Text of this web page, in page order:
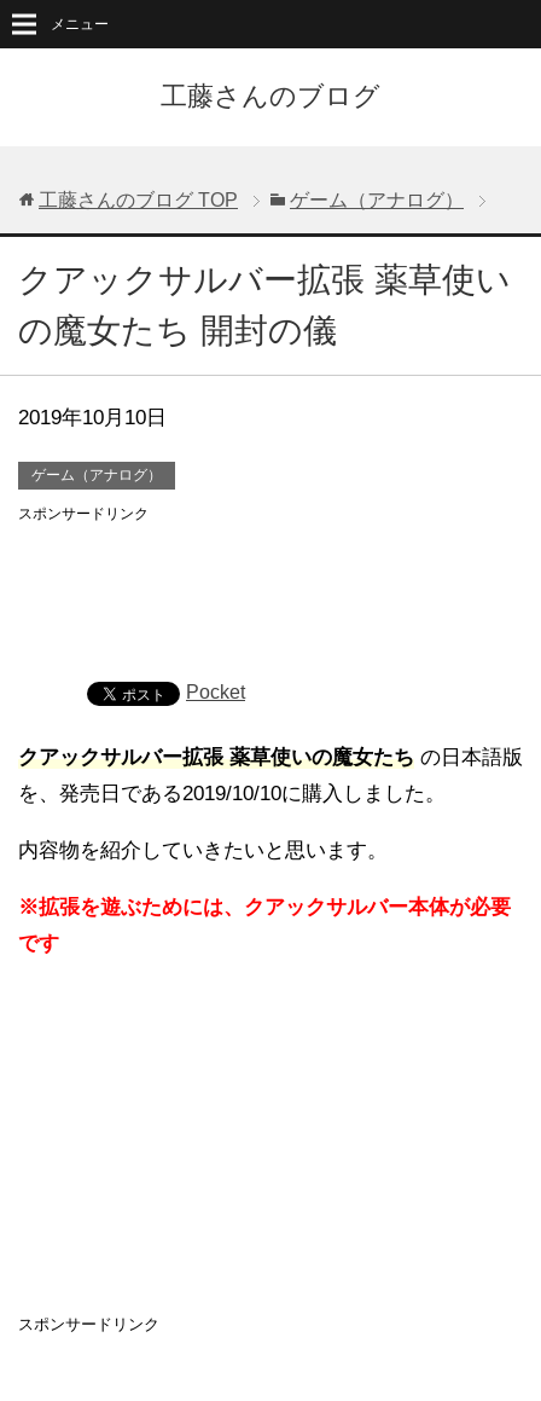
工藤さんのブログ
メニュー
工藤さんのブログ TOP ゲーム（アナログ）
クアックサルバー拡張 薬草使い
の魔女たち 開封の儀
2019年10月10日
ゲーム（アナログ）
スポンサードリンク
Pocket
クアックサルバー拡張 薬草使いの魔女たち の日本語版
を、発売日である2019/10/10に購入しました。
内容物を紹介していきたいと思います。
※拡張を遊ぶためには、クアックサルバー本体が必要
です
スポンサードリンク